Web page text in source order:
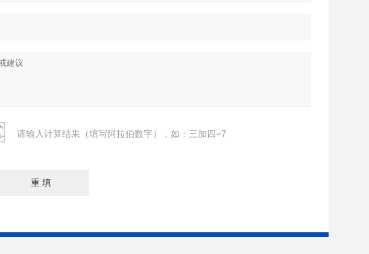
请输入计算结果（填写阿拉伯数字），如：三加四=7